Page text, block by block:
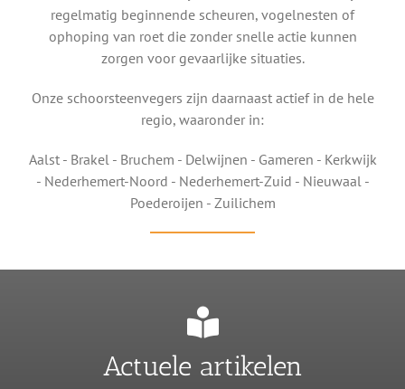
regelmatig beginnende scheuren, vogelnesten of
ophoping van roet die zonder snelle actie kunnen
zorgen voor gevaarlijke situaties.
Onze schoorsteenvegers zijn daarnaast actief in de hele
regio, waaronder in:
Aalst - Brakel - Bruchem - Delwijnen - Gameren - Kerkwijk
- Nederhemert-Noord - Nederhemert-Zuid - Nieuwaal -
Poederoijen - Zuilichem
Actuele artikelen